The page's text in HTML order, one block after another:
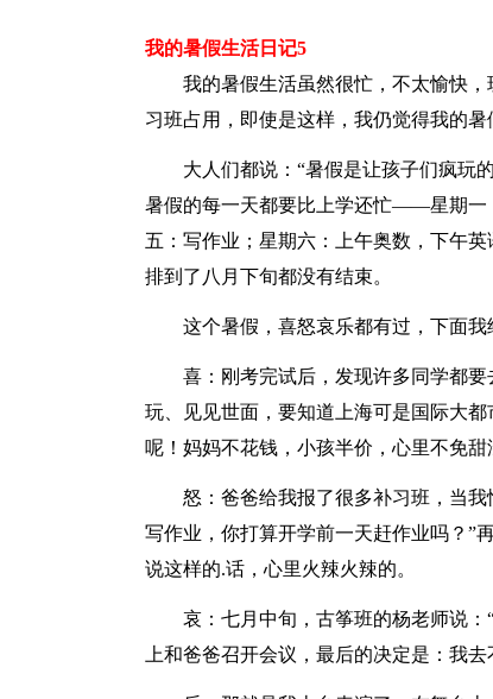
我的暑假生活日记5
我的暑假生活虽然很忙，不太愉快，
习班占用，即使是这样，我仍觉得我的暑
大人们都说：“暑假是让孩子们疯玩的
暑假的每一天都要比上学还忙——星期一
五：写作业；星期六：上午奥数，下午
排到了八月下旬都没有结束。
这个暑假，喜怒哀乐都有过，下面我
喜：刚考完试后，发现许多同学都要
玩、见见世面，要知道上海可是国际大
呢！妈妈不花钱，小孩半价，心里不免甜
怒：爸爸给我报了很多补习班，当我
写作业，你打算开学前一天赶作业吗？”
说这样的.话，心里火辣火辣的。
哀：七月中旬，古筝班的杨老师说：
上和爸爸召开会议，最后的决定是：我